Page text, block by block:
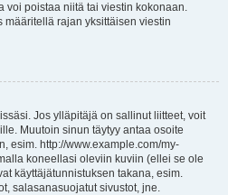
voi poistaa niitä tai viestin kokonaan.
määritellä rajan yksittäisen viestin
Jos ylläpitäjä on sallinut liitteet, voit
Muutoin sinun täytyy antaa osoite
esim. http://www.example.com/my-
koneellasi oleviin kuviin (ellei se ole
käyttäjätunnistuksen takana, esim.
salasanasuojatut sivustot, jne.